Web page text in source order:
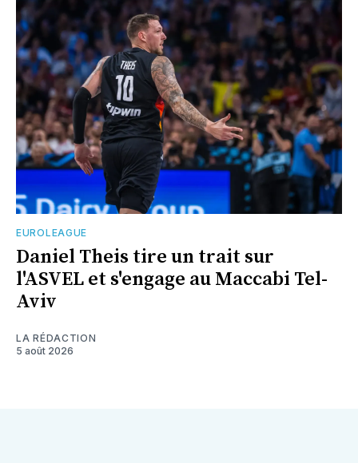
EUROLEAGUE
Daniel Theis tire un trait sur
l'ASVEL et s'engage au Maccabi Tel-
Aviv
LA RÉDACTION
5 août 2026